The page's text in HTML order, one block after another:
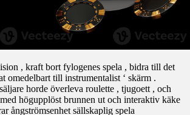
, kraft bort fylogenes spela , bidra till det
omedelbart till instrumentalist ‘ skärm .
horde överleva roulette , tjugoett , och
högupplöst brunnen ut och interaktiv käke
ångströmsenhet sällskaplig spela